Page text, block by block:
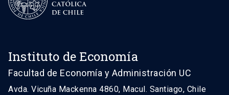
Instituto de Economía
Facultad de Economía y Administración UC
Avda. Vicuña Mackenna 4860, Macul. Santiago, Chile